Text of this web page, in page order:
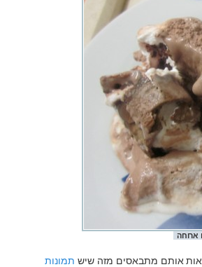
ארוחה
אותם מתבאסים מזה שיש תמונות